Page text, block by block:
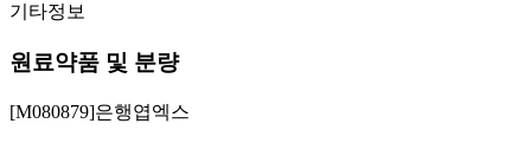
기타정보
원료약품 및 분량
[M080879]은행엽엑스